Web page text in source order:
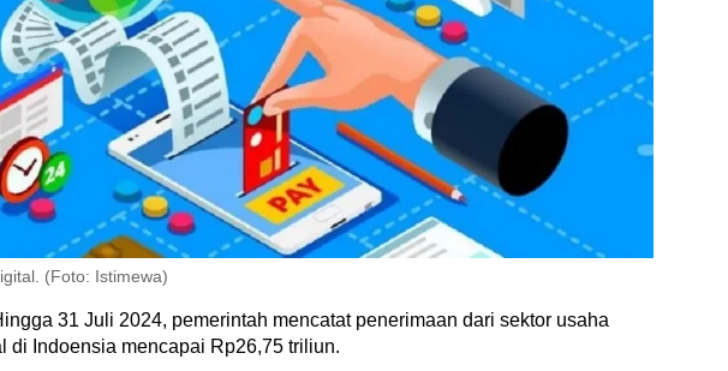
(Foto: Istimewa)
31 Juli 2024, pemerintah mencatat penerimaan dari sektor usaha
di Indoensia mencapai Rp26,75 triliun.